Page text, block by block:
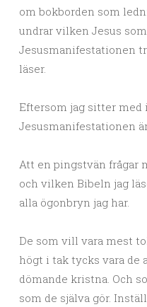
om bokborden som
undrar vilken Jesus
Jesusmanifestationen
läser.
Eftersom jag sitter
Jesusmanifestationen
Att en pingstvän frågar
och vilken Bibeln jag
alla ögonbryn jag har.
De som vill vara mest
högt i tak tycks vara de
dömande kristna. Och
som de själva gör.